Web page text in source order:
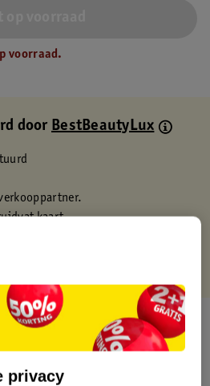
voorraad.
doorBestBeautyLux
kaart
privacy